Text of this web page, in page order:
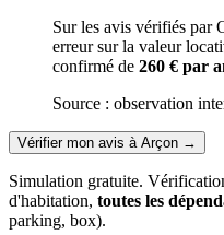
Sur les avis vérifiés par
erreur sur la valeur
confirmé de 260 € par
Source : observation
Vérifier mon avis à Arçon →
Simulation gratuite.
d'habitation, toutes les
parking, box).